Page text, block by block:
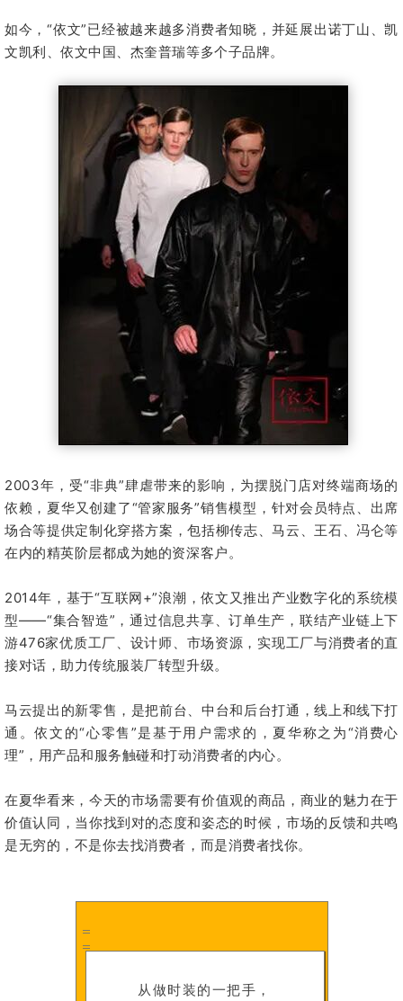
如今，“依文”已经被越来越多消费者知晓，并延展出诺丁山、凯
文凯利、依文中国、杰奎普瑞等多个子品牌。
2003年，受“非典”肆虐带来的影响，为摆脱门店对终端商场的
依赖，夏华又创建了“管家服务”销售模型，针对会员特点、出席
场合等提供定制化穿搭方案，包括柳传志、马云、王石、冯仑等
在内的精英阶层都成为她的资深客户。
2014年，基于“互联网+”浪潮，依文又推出产业数字化的系统模
型——“集合智造”，通过信息共享、订单生产，联结产业链上下
游476家优质工厂、设计师、市场资源，实现工厂与消费者的直
接对话，助力传统服装厂转型升级。
马云提出的新零售，是把前台、中台和后台打通，线上和线下打
通。依文的“心零售”是基于用户需求的，夏华称之为“消费心
理”，用产品和服务触碰和打动消费者的内心。
在夏华看来，今天的市场需要有价值观的商品，商业的魅力在于
价值认同，当你找到对的态度和姿态的时候，市场的反馈和共鸣
是无穷的，不是你去找消费者，而是消费者找你。
从做时装的一把手，